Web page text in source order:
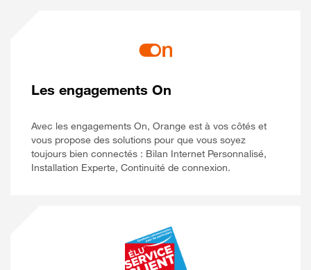
Les engagements On
Avec les engagements On, Orange est à vos côtés et
vous propose des solutions pour que vous soyez
toujours bien connectés : Bilan Internet Personnalisé,
Installation Experte, Continuité de connexion.